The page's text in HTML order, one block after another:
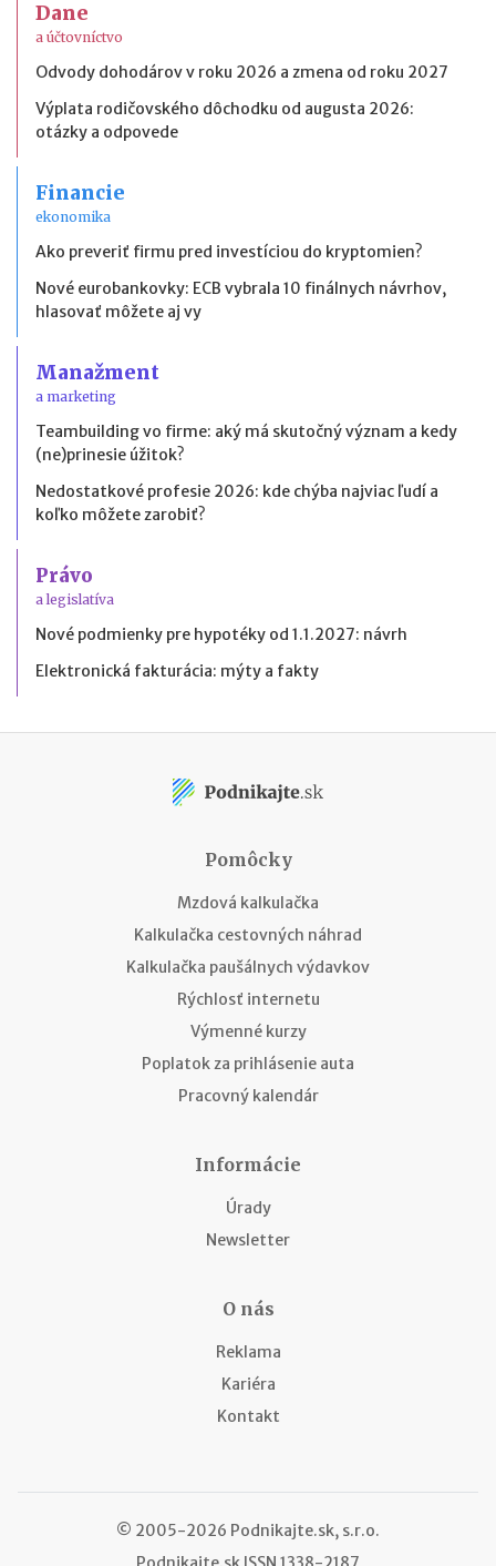
Dane
a účtovníctvo
Odvody dohodárov v roku 2026 a zmena od roku 2027
Výplata rodičovského dôchodku od augusta 2026:
otázky a odpovede
Financie
ekonomika
Ako preveriť firmu pred investíciou do kryptomien?
Nové eurobankovky: ECB vybrala 10 finálnych návrhov,
hlasovať môžete aj vy
Manažment
a marketing
Teambuilding vo firme: aký má skutočný význam a kedy
(ne)prinesie úžitok?
Nedostatkové profesie 2026: kde chýba najviac ľudí a
koľko môžete zarobiť?
Právo
a legislatíva
Nové podmienky pre hypotéky od 1.1.2027: návrh
Elektronická fakturácia: mýty a fakty
Pomôcky
Mzdová kalkulačka
Kalkulačka cestovných náhrad
Kalkulačka paušálnych výdavkov
Rýchlosť internetu
Výmenné kurzy
Poplatok za prihlásenie auta
Pracovný kalendár
Informácie
Úrady
Newsletter
O nás
Reklama
Kariéra
Kontakt
© 2005-2026 Podnikajte.sk, s.r.o.